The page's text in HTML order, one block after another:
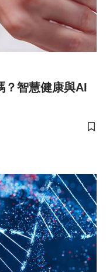
？智慧健康與AI
儲